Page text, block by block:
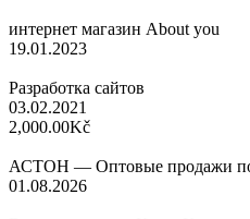
интернет магазин About you
19.01.2023
Разработка сайтов
03.02.2021
2,000.00Kč
АСТОН — Оптовые продажи
01.08.2026